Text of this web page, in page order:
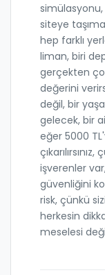
siteye
hep farklı
liman, biri
gerçekten
değerini
değil, bir
gelecek, bir
eğer 5000
işverenler
güvenliğini
risk, çünkü
herkesin
meselesi